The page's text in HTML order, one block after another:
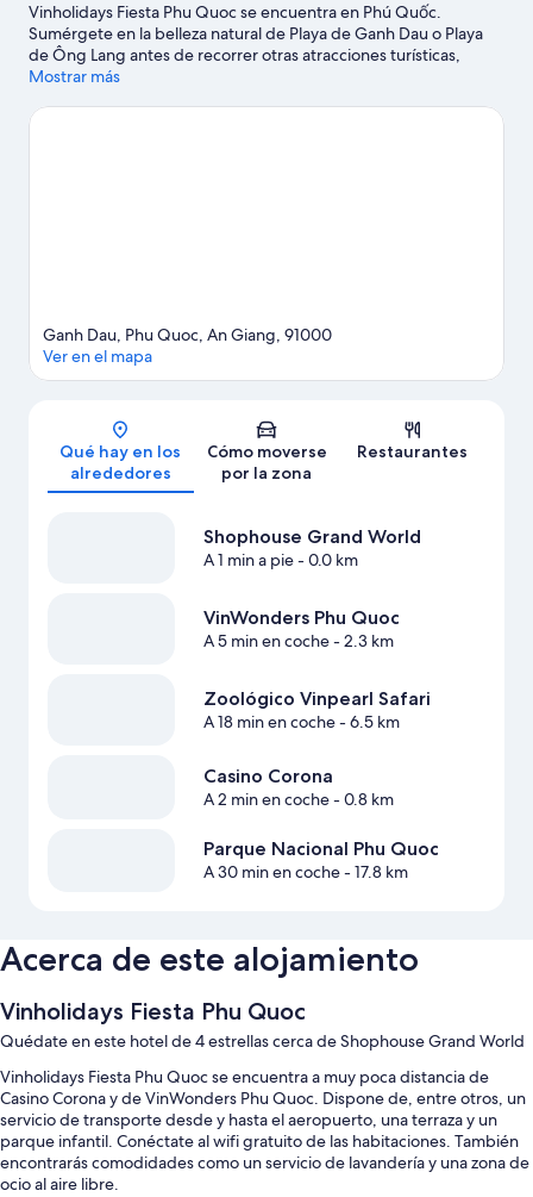
Vinholidays Fiesta Phu Quoc se encuentra en Phú Quốc.
Sumérgete en la belleza natural de Playa de Ganh Dau o Playa
de Ông Lang antes de recorrer otras atracciones turísticas,
como VinWonders Phu Quoc y Zoológico Vinpearl Safari. No
de viaje de Phú Quốc
Mostrar más
Mapa
Ganh Dau, Phu Quoc, An Giang, 91000
Ver en el mapa
Qué hay en los
alrededores
Cómo moverse
por la zona
Restaurantes
Shophouse Grand World
A 1 min a pie- 0.0 km
VinWonders Phu Quoc
A 5 min en coche- 2.3 km
Zoológico Vinpearl Safari
A 18 min en coche- 6.5 km
Casino Corona
A 2 min en coche- 0.8 km
Parque Nacional Phu Quoc
A 30 min en coche- 17.8 km
Acerca de este alojamiento
Vinholidays Fiesta Phu Quoc
Quédate en este hotel de 4 estrellas cerca de Shophouse Grand World
Vinholidays Fiesta Phu Quoc se encuentra a muy poca distancia de
Casino Corona y de VinWonders Phu Quoc. Dispone de, entre otros, un
servicio de transporte desde y hasta el aeropuerto, una terraza y un
parque infantil. Conéctate al wifi gratuito de las habitaciones. También
encontrarás comodidades como un servicio de lavandería y una zona de
ocio al aire libre.